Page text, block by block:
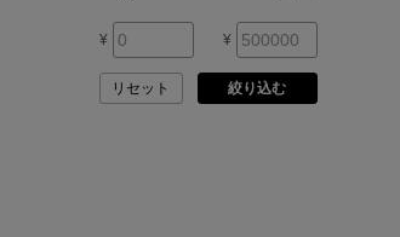
ARCS LONDON
ARIANNA
¥ ¥
リセット 絞り込む